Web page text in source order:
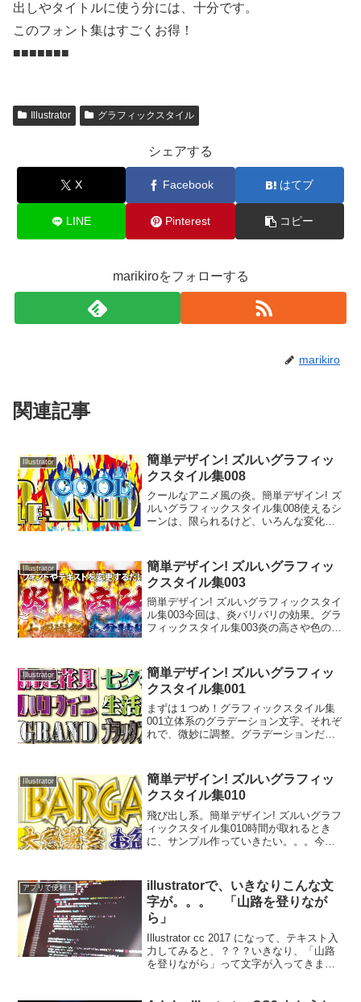
出しやタイトルに使う分には、十分です。
このフォント集はすごくお得！
■■■■■■■
Illustrator グラフィックスタイル
シェアする
X Facebook はてブ
LINE Pinterest コピー
marikiroをフォローする
marikiro
関連記事
Illustrator
簡単デザイン! ズルいグラフィッ
クスタイル集008
クールなアニメ風の炎。簡単デザイン! ズ
ルいグラフィックスタイル集008使えるシ
ーンは、限られるけど、いろんな変化が
ィックスタイル集008フォントを変更する
とガラッとメ...
Illustrator
簡単デザイン! ズルいグラフィッ
クスタイル集003
簡単デザイン! ズルいグラフィックスタイ
ル集003今回は、炎バリバリの効果。グラ
フィックスタイル集003炎の高さや色の調
ば、あとは１クリックってのがおいしい
ところ。なんて...
Illustrator
簡単デザイン! ズルいグラフィッ
クスタイル集001
まずは１つめ！グラフィックスタイル集
001立体系のグラデーション文字。それぞ
れで、微妙に調整。グラデーションだけ
再利用が簡単だから、根気強くいきたい
と思う。。。普通にグ...
Illustrator
簡単デザイン! ズルいグラフィッ
クスタイル集010
飛び出し系。簡単デザイン! ズルいグラフ
ィックスタイル集010時間が取れるとき
に、サンプル作っていきたい。。。今日
てもいいけど、１文字ずつテキストを分
け...
アプリで便利！
illustratorで、いきなりこんな文
字が。。。 「山路を登りなが
ら」
Illustrator cc 2017 になって、テキスト入
力してみると、？？？いきなり、「山路
を登りながら」って文字が入ってきま